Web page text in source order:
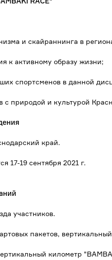
и скайраннинга в
к активному образу жизни;
спортсменов в данной
с природой и культурой
край.
17-19 сентября 2021 г.
участников.
пакетов,
километр